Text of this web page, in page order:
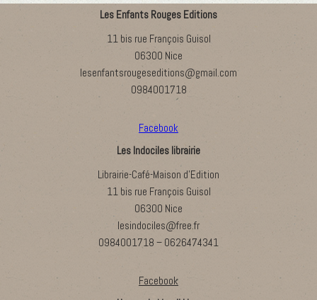
Les Enfants Rouges Editions
11 bis rue François Guisol
06300 Nice
lesenfantsrougeseditions@gmail.com
0984001718
Facebook
Les Indociles librairie
Librairie-Café-Maison d’Edition
11 bis rue François Guisol
06300 Nice
lesindociles@free.fr
0984001718 – 0626474341
Facebook